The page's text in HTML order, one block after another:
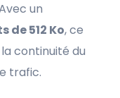
un
de 512 Ko, ce
continuité du
trafic.